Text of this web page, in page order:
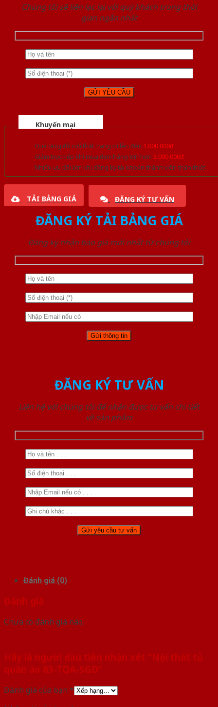
Chúng tôi sẽ liên lạc lại với quý khách trong thời
gian ngắn nhất
Khuyến mại
Quà tặng đồ nội thất trang trí lên đến 1.000.000đ
Giảm trực tiếp khi mua đơn hàng lớn hơn 3.000.000đ
Nhiều ưu đãi lớn khi đăng ký tài khoản thành viên thân thiết
TẢI BẢNG GIÁ ĐĂNG KÝ TƯ VẤN
ĐĂNG KÝ TẢI BẢNG GIÁ
Đăng ký nhận báo giá mới nhất từ chúng tôi
ĐĂNG KÝ TƯ VẤN
Liên hệ với chúng tôi để nhận được tư vấn chi tiết
về sản phẩm
Đánh giá (0)
Đánh giá
Chưa có đánh giá nào.
Hãy là người đầu tiên nhận xét “Nội thất tủ
quần áo 83-TQA-SGD”
Đánh giá của bạn *